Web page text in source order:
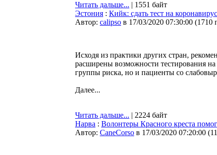
Читать дальше... | 1551 байт
Эстония : Кийк: сдать тест на
Автор: calipso в 17/03/2020 07:30:00 (1710
Исходя из практики других стран,
расширены возможности тестирования
группы риска, но и пациенты со
Далее...
Читать дальше... | 2224 байт
Нарва : Волонтеры Красного креста
Автор: CaneCorso в 17/03/2020 07:20:00 (